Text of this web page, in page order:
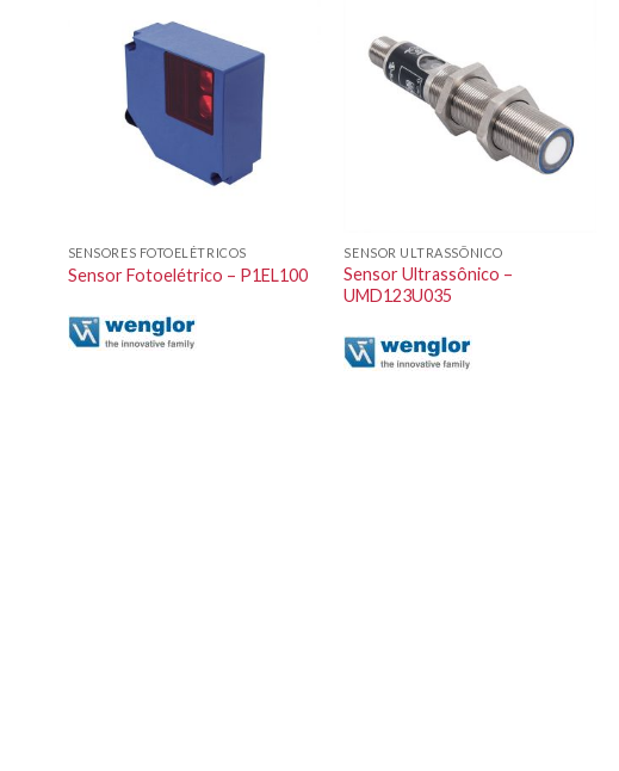
SENSORES FOTOELÉTRICOS
Sensor Fotoelétrico – P1EL100
SENSOR ULTRASSÔNICO
Sensor Ultrassônico –
UMD123U035